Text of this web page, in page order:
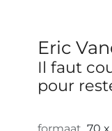
Eric
Il faut
pour